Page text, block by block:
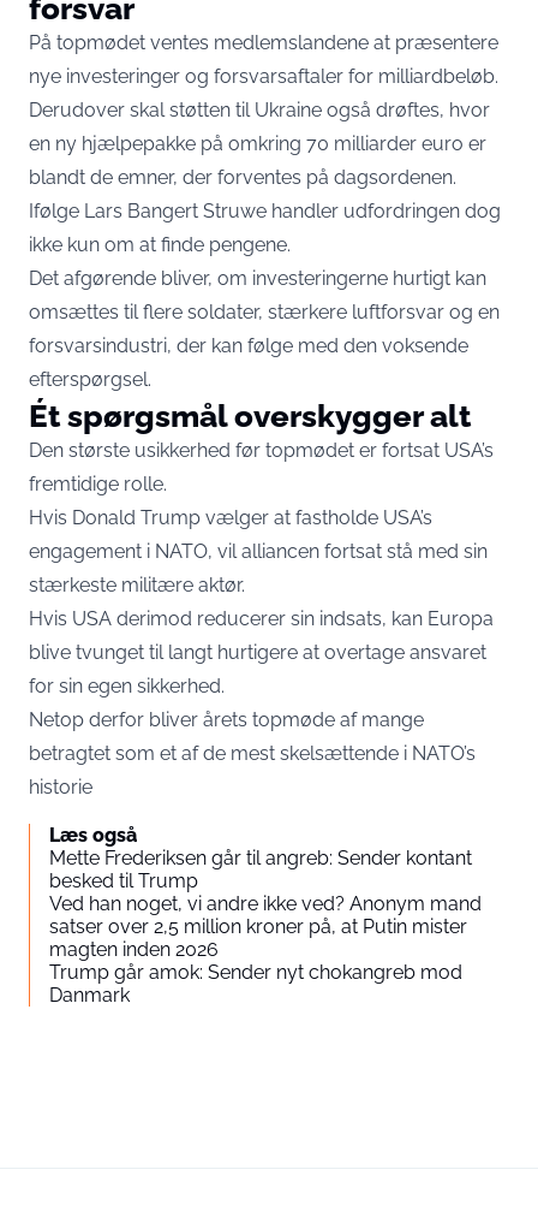
forsvar
På topmødet ventes medlemslandene at præsentere
nye investeringer og forsvarsaftaler for milliardbeløb.
Derudover skal støtten til Ukraine også drøftes, hvor
en ny hjælpepakke på omkring 70 milliarder euro er
blandt de emner, der forventes på dagsordenen.
Ifølge Lars Bangert Struwe handler udfordringen dog
ikke kun om at finde pengene.
Det afgørende bliver, om investeringerne hurtigt kan
omsættes til flere soldater, stærkere luftforsvar og en
forsvarsindustri, der kan følge med den voksende
efterspørgsel.
Ét spørgsmål overskygger alt
Den største usikkerhed før topmødet er fortsat USA’s
fremtidige rolle.
Hvis Donald Trump vælger at fastholde USA’s
engagement i NATO, vil alliancen fortsat stå med sin
stærkeste militære aktør.
Hvis USA derimod reducerer sin indsats, kan Europa
blive tvunget til langt hurtigere at overtage ansvaret
for sin egen sikkerhed.
Netop derfor bliver årets topmøde af mange
betragtet som et af de mest skelsættende i NATO’s
historie
Læs også
Mette Frederiksen går til angreb: Sender kontant
besked til Trump
Ved han noget, vi andre ikke ved? Anonym mand
satser over 2,5 million kroner på, at Putin mister
magten inden 2026
Trump går amok: Sender nyt chokangreb mod
Danmark